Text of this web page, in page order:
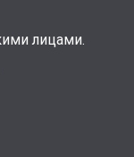
лицами.